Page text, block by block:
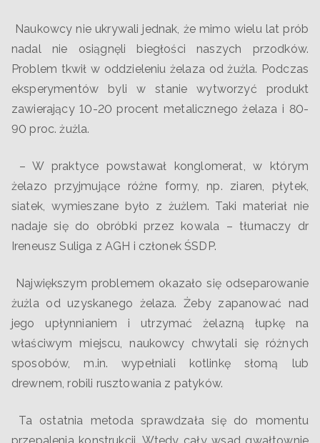
Naukowcy nie ukrywali jednak, że mimo wielu lat prób
nadal nie osiągnęli biegłości naszych przodków.
Problem tkwił w oddzieleniu żelaza od żużla. Podczas
eksperymentów byli w stanie wytworzyć produkt
zawierający 10-20 procent metalicznego żelaza i 80-
90 proc. żużla.
– W praktyce powstawał konglomerat, w którym
żelazo przyjmujące różne formy, np. ziaren, płytek,
siatek, wymieszane było z żużlem. Taki materiał nie
nadaje się do obróbki przez kowala – tłumaczy dr
Ireneusz Suliga z AGH i członek ŚSDP.
Największym problemem okazało się odseparowanie
żużla od uzyskanego żelaza. Żeby zapanować nad
jego upłynnianiem i utrzymać żelazną łupkę na
właściwym miejscu, naukowcy chwytali się różnych
sposobów, m.in. wypełniali kotlinkę słomą lub
drewnem, robili rusztowania z patyków.
Ta ostatnia metoda sprawdzała się do momentu